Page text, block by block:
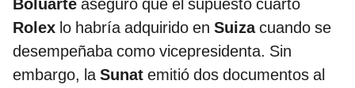
Boluarte aseguró que el supuesto cuarto
Rolex lo habría adquirido en Suizacuando se
desempeñaba como vicepresidenta. Sin
embargo, laSunat emitió dos documentos al